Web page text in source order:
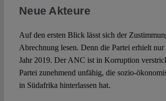
Neue Akteure
Auf den ersten Blick lässt sich der
Abrechnung lesen. Denn die Partei erhielt
Jahr 2019. Der ANC ist in Korruption
Partei zunehmend unfähig, die sozio-
in Südafrika hinterlassen hat.